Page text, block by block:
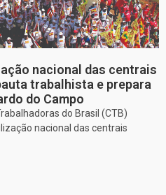
nacional das centrais
trabalhista e prepara
do Campo
do Brasil (CTB)
nacional das centrais